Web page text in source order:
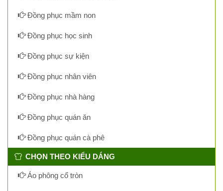
Đồng phục mầm non
Đồng phục học sinh
Đồng phục sự kiện
Đồng phục nhân viên
Đồng phục nhà hàng
Đồng phục quán ăn
Đồng phục quán cà phê
CHỌN THEO KIỂU DÁNG
Áo phông cổ tròn